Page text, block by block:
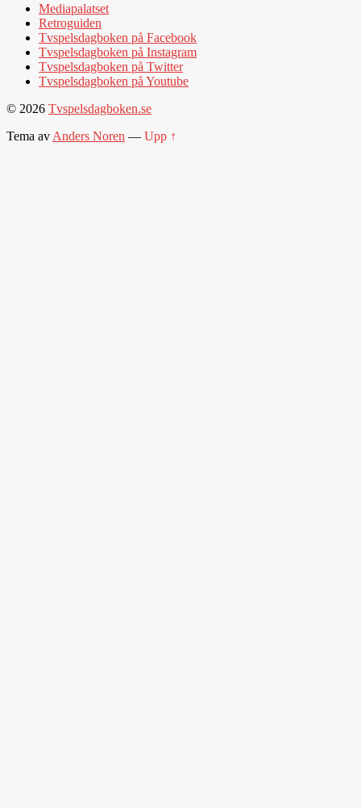
Mediapalatset
Retroguiden
Tvspelsdagboken på Facebook
Tvspelsdagboken på Instagram
Tvspelsdagboken på Twitter
Tvspelsdagboken på Youtube
© 2026 Tvspelsdagboken.se
Tema av Anders Noren — Upp ↑